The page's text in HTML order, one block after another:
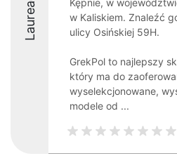
Laureaci
Kępnie, w
w Kaliskiem. Znaleźć
ulicy Osińskiej 59H.
GrekPol to najlepszy
który ma do
wyselekcjonowane,
modele od ...